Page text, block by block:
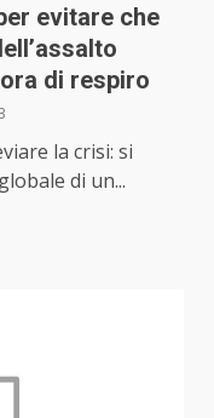
evitare che
di respiro
la crisi: si
di un...